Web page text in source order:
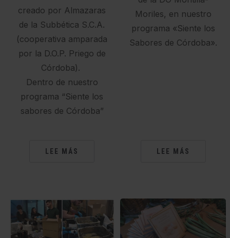
creado por Almazaras
de la Subbética S.C.A.
(cooperativa amparada
por la D.O.P. Priego de
Córdoba).
Dentro de nuestro
programa “Siente los
sabores de Córdoba”
LEE MÁS
Moriles, en nuestro
programa «Siente los
Sabores de Córdoba».
LEE MÁS